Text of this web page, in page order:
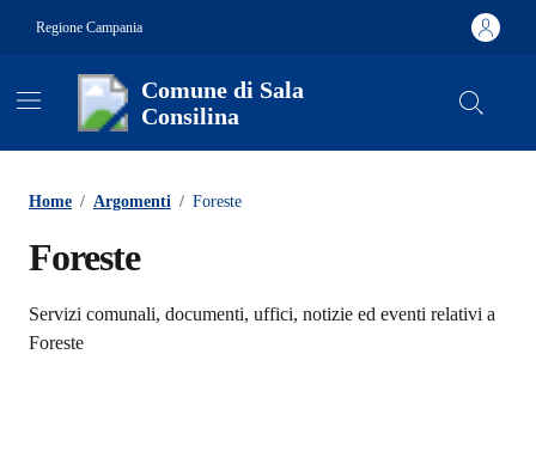
Regione Campania
Comune di Sala
Consilina
Home / Argomenti / Foreste
Foreste
Dettagli dell'argomento
Servizi comunali, documenti, uffici, notizie ed eventi relativi a
Foreste